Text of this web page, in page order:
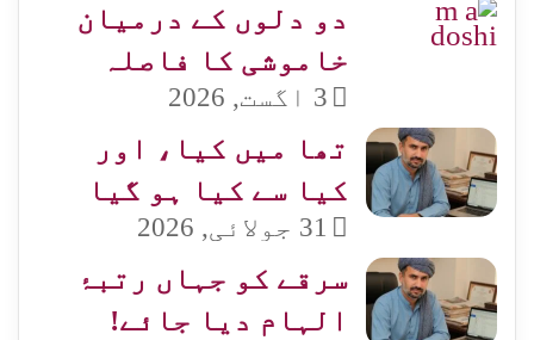
دو دلوں کے درمیان
خاموشی کا فاصلہ
3 اگست, 2026
تھا میں کیا، اور
کیا سے کیا ہو گیا
31 جولائی, 2026
سرقے کو جہاں رتبۂ
الہام دیا جائے!